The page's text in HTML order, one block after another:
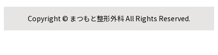
Copyright © まつもと整形外科 All Rights Reserved.